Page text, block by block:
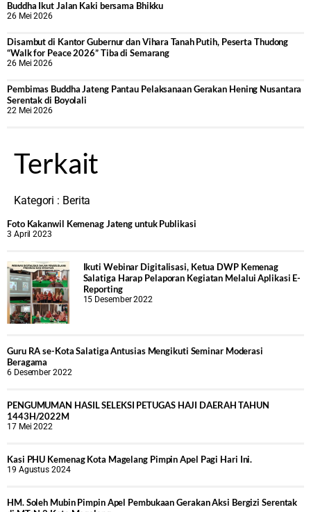
Buddha Ikut Jalan Kaki bersama Bhikku
26 Mei 2026
Disambut di Kantor Gubernur dan Vihara Tanah Putih, Peserta Thudong
“Walk for Peace 2026” Tiba di Semarang
26 Mei 2026
‎Pembimas Buddha Jateng Pantau Pelaksanaan Gerakan Hening Nusantara
Serentak di Boyolali
22 Mei 2026
Terkait
Kategori : Berita
Foto Kakanwil Kemenag Jateng untuk Publikasi
3 April 2023
Ikuti Webinar Digitalisasi, Ketua DWP Kemenag
Salatiga Harap Pelaporan Kegiatan Melalui Aplikasi E-
Reporting
15 Desember 2022
Guru RA se-Kota Salatiga Antusias Mengikuti Seminar Moderasi
Beragama
6 Desember 2022
PENGUMUMAN HASIL SELEKSI PETUGAS HAJI DAERAH TAHUN
1443H/2022M
17 Mei 2022
Kasi PHU Kemenag Kota Magelang Pimpin Apel Pagi Hari Ini.
19 Agustus 2024
HM. Soleh Mubin Pimpin Apel Pembukaan Gerakan Aksi Bergizi Serentak